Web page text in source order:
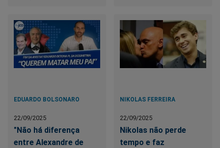
EDUARDO BOLSONARO
22/09/2025
"Não há diferença
entre Alexandre de
NIKOLAS FERREIRA
22/09/2025
Nikolas não perde
tempo e faz